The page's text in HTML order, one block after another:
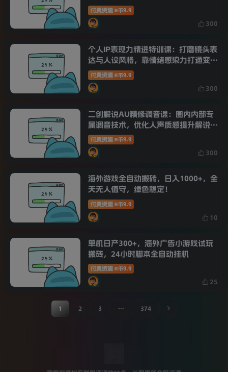
(更新)
付费资源 R币9.9
300
个人IP表现力精进特训课：打磨镜头表
达与人设风格，靠情绪感染力打通变现
路径
付费资源 R币9.9
300
二创解说AU精修调音课：圈内内部专
属调音技术，优化人声质感提升解说作
品音质
付费资源 R币9.9
300
海外游戏全自动搬砖，日入1000+，全
天无人值守，绿色稳定！
付费资源 R币9.9
10
单机日产300+，海外广告小游戏试玩
搬砖，24小时脚本全自动挂机
付费资源 R币9.9
25
1 2 3 … 374